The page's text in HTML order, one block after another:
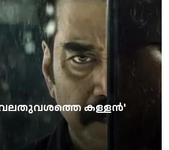
'വലതുവശത്തെ കള്ളന്‍'